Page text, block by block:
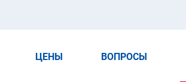
ЦЕНЫ ВОПРОСЫ